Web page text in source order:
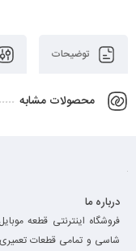
توضیحات
محصولات مشابه
درباره ما
فروشگاه اینترنتی قطعه
شاسی و تمامی قطعات تعمیری